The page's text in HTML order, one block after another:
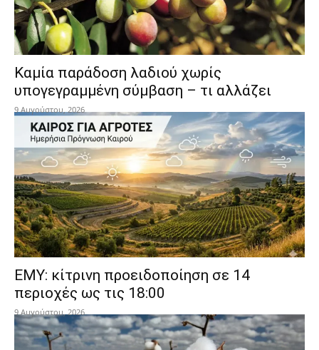
Καμία παράδοση λαδιού χωρίς
υπογεγραμμένη σύμβαση – τι αλλάζει
9 Αυγούστου, 2026
ΕΜΥ: κίτρινη προειδοποίηση σε 14
περιοχές ως τις 18:00
9 Αυγούστου, 2026